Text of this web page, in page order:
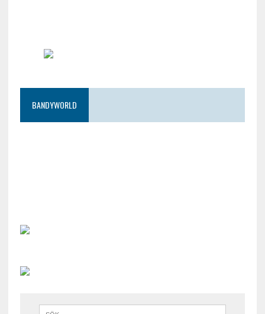
BANDYWORLD